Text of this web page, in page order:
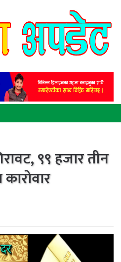
९९ हजार तीन